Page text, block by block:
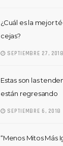
¿Cuál es la mejor
cejas?
SEPTIEMBRE 27, 2018
Estas son las
están regresando
SEPTIEMBRE 6, 2018
“Menos Mitos Más